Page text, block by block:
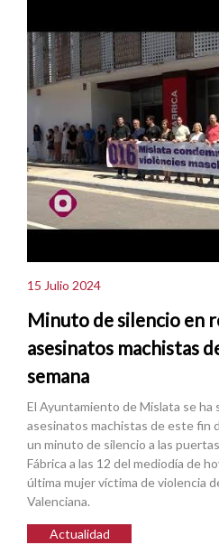
15 Julio 2024
Minuto de silencio en
asesinatos machistas
semana
El Ayuntamiento de Mislata se ha
asesinatos machistas de este fin
un minuto de silencio a las
Fábrica a las 12 del mediodía de
última mujer víctima de violencia
Valenciana.
Actualidad